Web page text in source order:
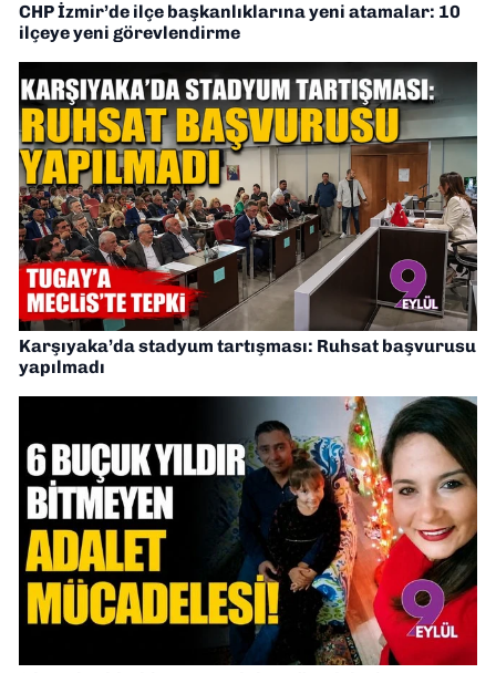
CHP İzmir’de ilçe başkanlıklarına yeni atamalar: 10
ilçeye yeni görevlendirme
Karşıyaka’da stadyum tartışması: Ruhsat başvurusu
yapılmadı